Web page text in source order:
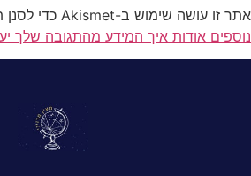
אתר זו עושה שימוש ב-Akismet כדי לסנן תגובות זבל.
נוספים אודות איך המידע מהתגובה שלך